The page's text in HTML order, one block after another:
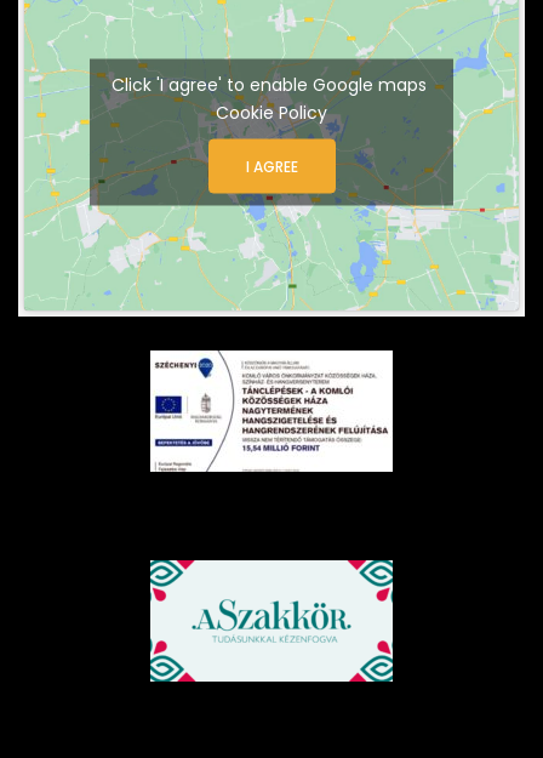
Click 'I agree' to enable Google maps
Cookie Policy
I AGREE